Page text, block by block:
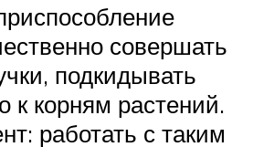
совершать
подкидывать
корням растений.
работать с таким